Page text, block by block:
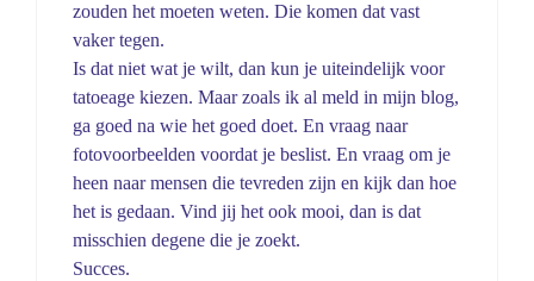
zouden het moeten weten. Die komen dat vast
vaker tegen.
Is dat niet wat je wilt, dan kun je uiteindelijk voor
tatoeage kiezen. Maar zoals ik al meld in mijn blog,
ga goed na wie het goed doet. En vraag naar
fotovoorbeelden voordat je beslist. En vraag om je
heen naar mensen die tevreden zijn en kijk dan hoe
het is gedaan. Vind jij het ook mooi, dan is dat
misschien degene die je zoekt.
Succes.